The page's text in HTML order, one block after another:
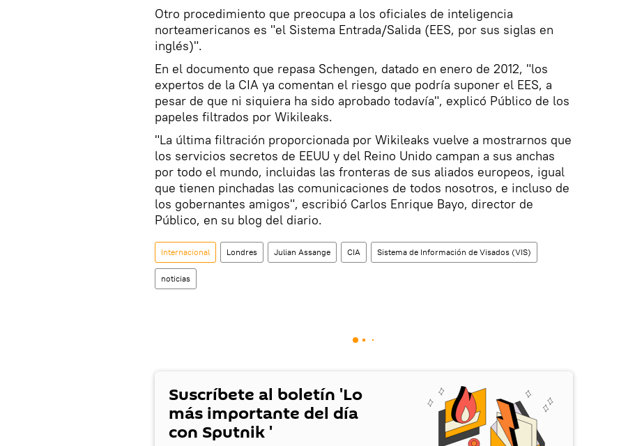
Otro procedimiento que preocupa a los oficiales de inteligencia
norteamericanos es "el Sistema Entrada/Salida (EES, por sus siglas en
inglés)".
En el documento que repasa Schengen, datado en enero de 2012, "los
expertos de la CIA ya comentan el riesgo que podría suponer el EES, a
pesar de que ni siquiera ha sido aprobado todavía", explicó Público de los
papeles filtrados por Wikileaks.
"La última filtración proporcionada por Wikileaks vuelve a mostrarnos que
los servicios secretos de EEUU y del Reino Unido campan a sus anchas
por todo el mundo, incluidas las fronteras de sus aliados europeos, igual
que tienen pinchadas las comunicaciones de todos nosotros, e incluso de
los gobernantes amigos", escribió Carlos Enrique Bayo, director de
Público, en su blog del diario.
Internacional Londres Julian Assange CIA Sistema de Información de Visados (VIS)
noticias
Suscríbete al boletín 'Lo
más importante del día
con Sputnik '